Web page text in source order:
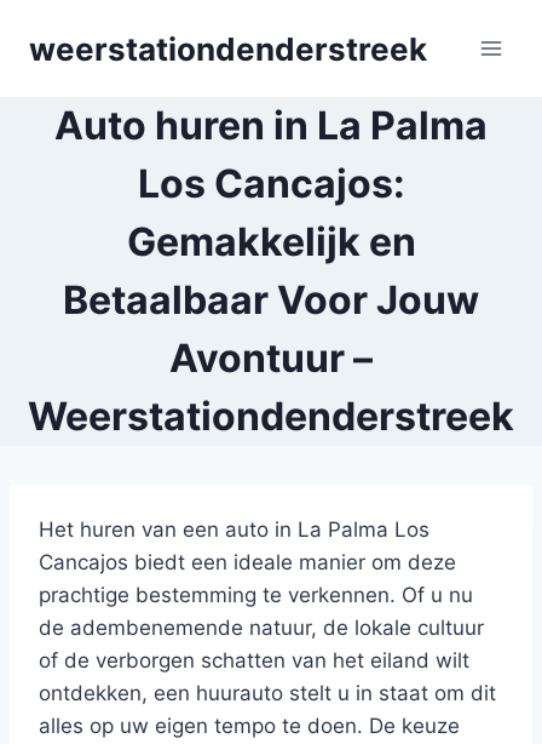
weerstationdenderstreek
Auto huren in La Palma
Los Cancajos:
Gemakkelijk en
Betaalbaar Voor Jouw
Avontuur –
Weerstationdenderstreek
Het huren van een auto in La Palma Los
Cancajos biedt een ideale manier om deze
prachtige bestemming te verkennen. Of u nu
de adembenemende natuur, de lokale cultuur
of de verborgen schatten van het eiland wilt
ontdekken, een huurauto stelt u in staat om dit
alles op uw eigen tempo te doen. De keuze